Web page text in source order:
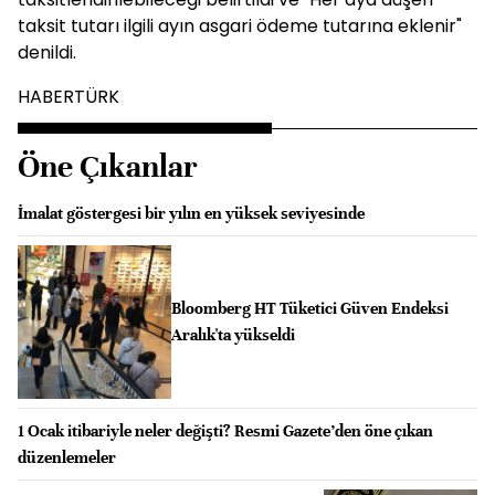
taksit tutarı ilgili ayın asgari ödeme tutarına eklenir"
denildi.
HABERTÜRK
Öne Çıkanlar
İmalat göstergesi bir yılın en yüksek seviyesinde
Bloomberg HT Tüketici Güven Endeksi
Aralık'ta yükseldi
1 Ocak itibariyle neler değişti? Resmi Gazete’den öne çıkan
düzenlemeler